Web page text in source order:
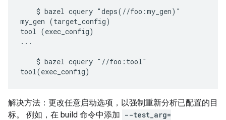
    $ bazel cquery "deps(//foo:my_gen)"
my_gen (target_config)
tool (exec_config)
...
    $ bazel cquery "//foo:tool"
解决方法：更改任意启动选项，以强制重新分析已配置的目
标。 例如，在 build 命令中添加 --test_arg=